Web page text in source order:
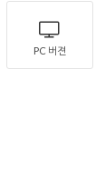
PC 버젼